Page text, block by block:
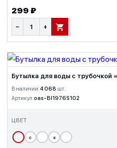
299 ₽
− + В КОРЗИНУ
Бутылка для воды с трубочкой
В наличии:4 068 шт.
Артикул:oas-BI1976S102
ЦВЕТ
с к